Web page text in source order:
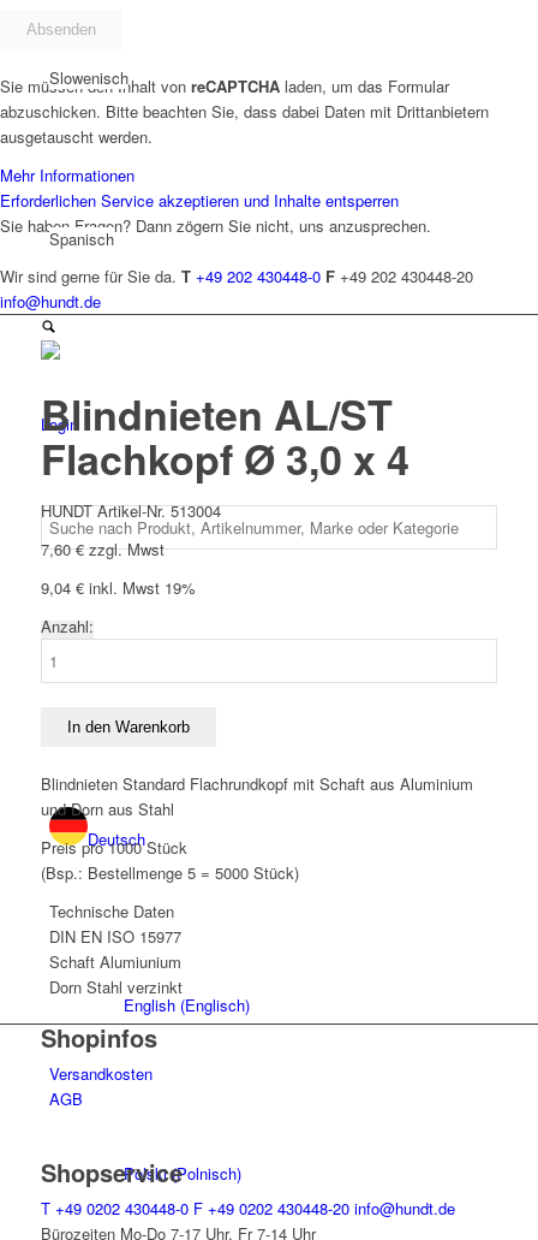
Slowenisch
Spanisch
Login
Deutsch
English(Englisch)
Polski(Polnisch)
Sie müssen den Inhalt von reCAPTCHA laden, um das Formular
abzuschicken. Bitte beachten Sie, dass dabei Daten mit Drittanbietern
ausgetauscht werden.
Mehr Informationen
Erforderlichen Service akzeptieren und Inhalte entsperren
Sie haben Fragen? Dann zögern Sie nicht, uns anzusprechen.
Wir sind gerne für Sie da. T +49 202 430448-0 F +49 202 430448-20
info@hundt.de
Blindnieten AL/ST
Flachkopf Ø 3,0 x 4
HUNDT Artikel-Nr. 513004
7,60€zzgl. Mwst
9,04 €inkl. Mwst 19%
Anzahl:
x
Menge
In den Warenkorb
Blindnieten Standard Flachrundkopf mit Schaft aus Aluminium
und Dorn aus Stahl
Preis pro 1000 Stück
(Bsp.: Bestellmenge 5 = 5000 Stück)
Technische Daten
DIN EN ISO 15977
Schaft Alumiunium
Dorn Stahl verzinkt
Shopinfos
Versandkosten
AGB
Shopservice
T +49 0202 430448-0 F +49 0202 430448-20 info@hundt.de
Bürozeiten Mo-Do 7-17 Uhr, Fr 7-14 Uhr